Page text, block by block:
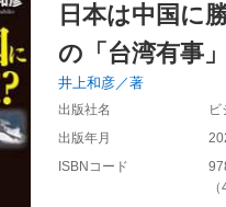
日本は中国に
の「台湾有事」
井上和彦／著
出版社名
ビ
出版年月
ISBNコード
（